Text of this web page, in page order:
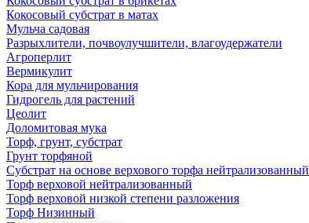
Кокосовый субстрат в матах
Мульча садовая
Разрыхлители, почвоулучшители, влагоудержатели
Агроперлит
Вермикулит
Кора для мульчирования
Гидрогель для растений
Цеолит
Доломитовая мука
Торф, грунт, субстрат
Грунт торфяной
Субстрат на основе верхового торфа нейтрализованный
Торф верховой нейтрализованный
Торф верховой низкой степени разложения
Торф Низинный